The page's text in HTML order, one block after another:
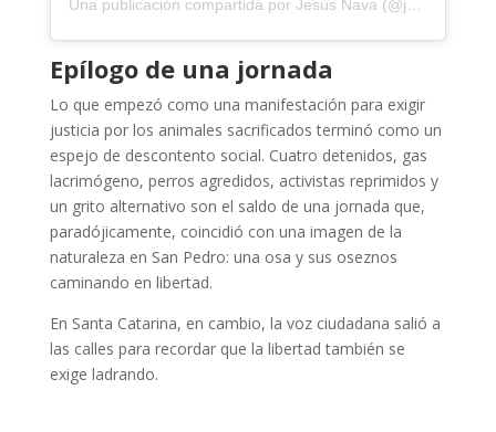
Epílogo de una jornada
Lo que empezó como una manifestación para exigir
justicia por los animales sacrificados terminó como un
espejo de descontento social. Cuatro detenidos, gas
lacrimógeno, perros agredidos, activistas reprimidos y
un grito alternativo son el saldo de una jornada que,
paradójicamente, coincidió con una imagen de la
naturaleza en San Pedro: una osa y sus oseznos
caminando en libertad.
En Santa Catarina, en cambio, la voz ciudadana salió a
las calles para recordar que la libertad también se
exige ladrando.